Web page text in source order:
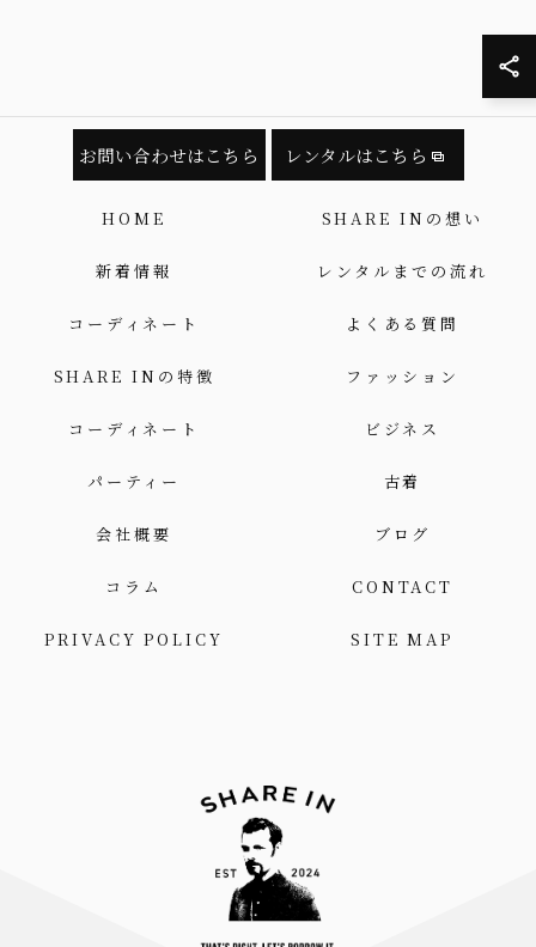
お問い合わせはこちら レンタルはこちら
HOME SHARE INの想い
新着情報 レンタルまでの流れ
コーディネート よくある質問
SHARE INの特徴 ファッション
コーディネート ビジネス
パーティー 古着
会社概要 ブログ
コラム CONTACT
PRIVACY POLICY SITE MAP